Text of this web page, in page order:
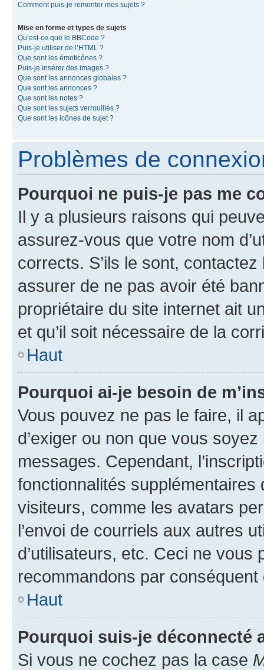
Comment puis-je remonter mes sujets ?
Mise en forme et types de sujets
Qu’est-ce que le BBCode ?
Puis-je utiliser de l’HTML ?
Que sont les émoticônes ?
Puis-je insérer des images ?
Que sont les annonces globales ?
Que sont les annonces ?
Que sont les notes ?
Que sont les sujets verrouillés ?
Que sont les icônes de sujet ?
Problèmes de
Pourquoi ne puis-je pas me
Il y a plusieurs raisons qui
assurez-vous que votre nom
corrects. S’ils le sont,
assurer de ne pas avoir été
propriétaire du site internet ait
et qu’il soit nécessaire de la
Haut
Pourquoi ai-je besoin de
Vous pouvez ne pas le faire, il
d’exiger ou non que vous
messages. Cependant,
fonctionnalités
visiteurs, comme les avatars
l’envoi de courriels aux autres
d’utilisateurs, etc. Ceci ne vous
recommandons par conséquent
Haut
Pourquoi suis-je déconnecté
Si vous ne cochez pas la case